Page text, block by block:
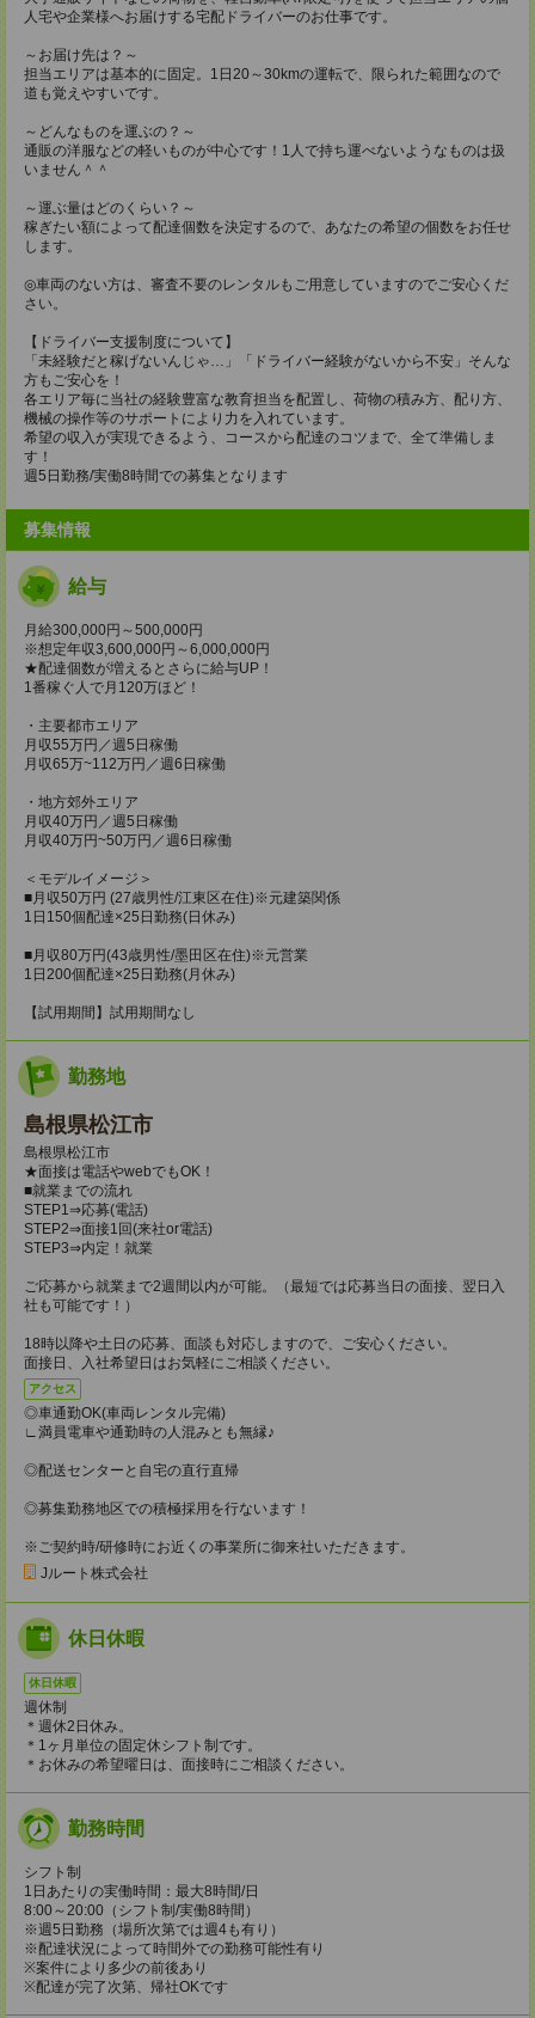
人宅や企業様へお届けする宅配ドライバーのお仕事です。
～お届け先は？～
担当エリアは基本的に固定。1日20～30kmの運転で、限られた範囲なので
道も覚えやすいです。
～どんなものを運ぶの？～
通販の洋服などの軽いものが中心です！1人で持ち運べないようなものは扱
いません＾＾
～運ぶ量はどのくらい？～
稼ぎたい額によって配達個数を決定するので、あなたの希望の個数をお任せ
します。
◎車両のない方は、審査不要のレンタルもご用意していますのでご安心くだ
さい。
【ドライバー支援制度について】
「未経験だと稼げないんじゃ…」「ドライバー経験がないから不安」そんな
方もご安心を！
各エリア毎に当社の経験豊富な教育担当を配置し、荷物の積み方、配り方、
機械の操作等のサポートにより力を入れています。
希望の収入が実現できるよう、コースから配達のコツまで、全て準備しま
す！
週5日勤務/実働8時間での募集となります
募集情報
給与
月給300,000円～500,000円
※想定年収3,600,000円～6,000,000円
★配達個数が増えるとさらに給与UP！
1番稼ぐ人で月120万ほど！
・主要都市エリア
月収55万円／週5日稼働
月収65万~112万円／週6日稼働
・地方郊外エリア
月収40万円／週5日稼働
月収40万円~50万円／週6日稼働
＜モデルイメージ＞
■月収50万円 (27歳男性/江東区在住)※元建築関係
1日150個配達×25日勤務(日休み)
■月収80万円(43歳男性/墨田区在住)※元営業
1日200個配達×25日勤務(月休み)
【試用期間】試用期間なし
勤務地
島根県松江市
島根県松江市
★面接は電話やwebでもOK！
■就業までの流れ
STEP1⇒応募(電話)
STEP2⇒面接1回(来社or電話)
STEP3⇒内定！就業
ご応募から就業まで2週間以内が可能。（最短では応募当日の面接、翌日入
社も可能です！）
18時以降や土日の応募、面談も対応しますので、ご安心ください。
面接日、入社希望日はお気軽にご相談ください。
アクセス
◎車通勤OK(車両レンタル完備)
∟満員電車や通勤時の人混みとも無縁♪
◎配送センターと自宅の直行直帰
◎募集勤務地区での積極採用を行ないます！
※ご契約時/研修時にお近くの事業所に御来社いただきます。
Jルート株式会社
休日休暇
休日休暇
週休制
＊週休2日休み。
＊1ヶ月単位の固定休シフト制です。
＊お休みの希望曜日は、面接時にご相談ください。
勤務時間
シフト制
1日あたりの実働時間：最大8時間/日
8:00～20:00（シフト制/実働8時間）
※週5日勤務（場所次第では週4も有り）
※配達状況によって時間外での勤務可能性有り
※案件により多少の前後あり
※配達が完了次第、帰社OKです